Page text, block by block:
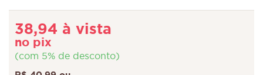
38,94 à vista
no pix
(com 5% de desconto)